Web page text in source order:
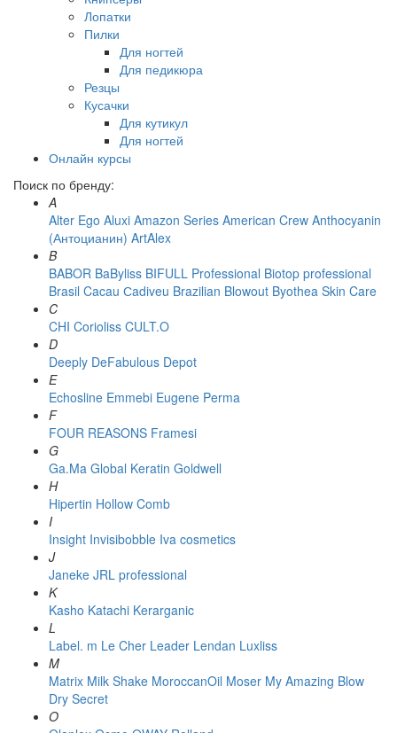
Лопатки
Пилки
Для ногтей
Для педикюра
Резцы
Кусачки
Для кутикул
Для ногтей
Онлайн курсы
Поиск по бренду:
A
Alter Ego Aluxi Amazon Series American Crew Anthocyanin
(Антоцианин) ArtAlex
B
BABOR BaByliss BIFULL Professional Biotop professional
Brasil Cacau Сadiveu Brazilian Blowout Byothea Skin Care
C
CHI Corioliss CULT.O
D
Deeply DeFabulous Depot
E
Echosline Emmebi Eugene Perma
F
FOUR REASONS Framesi
G
Ga.Ma Global Keratin Goldwell
H
Hipertin Hollow Comb
I
Insight Invisibobble Iva cosmetics
J
Janeke JRL professional
K
Kasho Katachi Kerarganic
L
Label. m Le Cher Leader Lendan Luxliss
M
Matrix Milk Shake MoroccanOil Moser My Amazing Blow
Dry Secret
O